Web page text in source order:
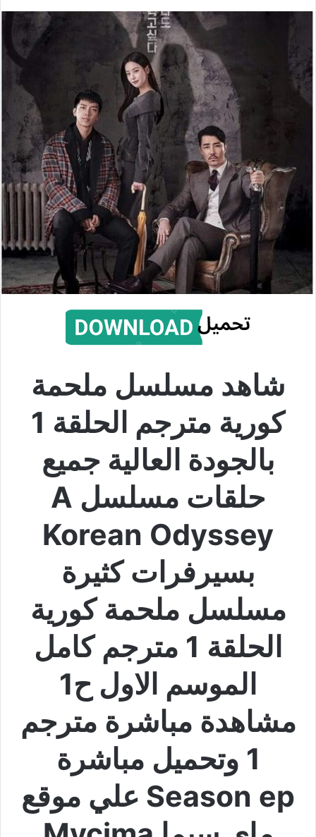
شاهد مسلسل ملحمة
كورية مترجم الحلقة 1
بالجودة العالية جميع
حلقات مسلسل A
Korean Odyssey
بسيرفرات كثيرة
مسلسل ملحمة كورية
الحلقة 1 مترجم كامل
الموسم الاول ح1
مشاهدة مباشرة مترجم
1 وتحميل مباشرة
Season ep علي موقع